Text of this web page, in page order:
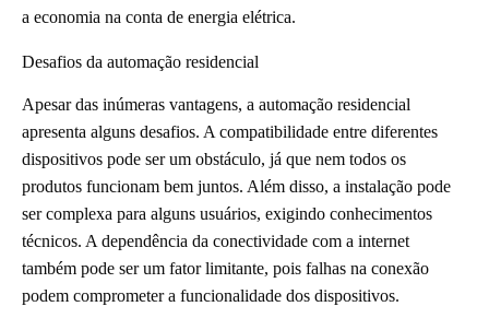
a economia na conta de energia elétrica.
Desafios da automação residencial
Apesar das inúmeras vantagens, a automação residencial
apresenta alguns desafios. A compatibilidade entre diferentes
dispositivos pode ser um obstáculo, já que nem todos os
produtos funcionam bem juntos. Além disso, a instalação pode
ser complexa para alguns usuários, exigindo conhecimentos
técnicos. A dependência da conectividade com a internet
também pode ser um fator limitante, pois falhas na conexão
podem comprometer a funcionalidade dos dispositivos.